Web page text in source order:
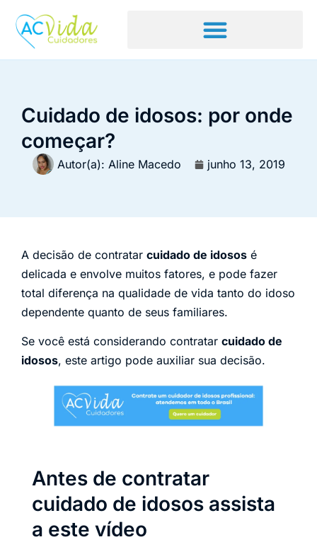
Cuidado de idosos: por onde
começar?
Autor(a): Aline Macedo junho 13, 2019
A decisão de contratar cuidado de idosos é
delicada e envolve muitos fatores, e pode fazer
total diferença na qualidade de vida tanto do idoso
dependente quanto de seus familiares.
Se você está considerando contratar cuidado de
idosos, este artigo pode auxiliar sua decisão.
Antes de contratar
cuidado de idosos assista
a este vídeo